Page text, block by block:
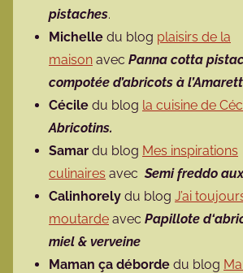
pistaches.
Michelle du blog plaisirs de la
maison avec Panna cotta
compotée d’abricots à
Cécile du blog la cuisine de
Abricotins.
Samar du blog Mes inspirations
culinaires avecSemi freddo
Calinhorely du blog J’ai
moutarde avec Papillote
miel & verveine
Maman ça déborde du blog